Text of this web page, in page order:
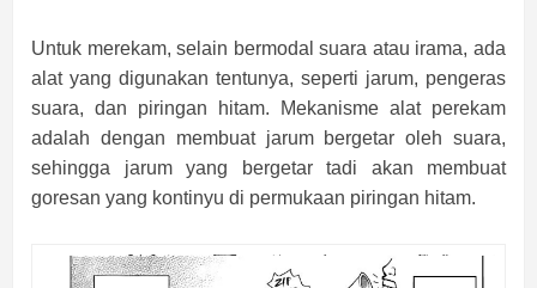
Untuk merekam, selain bermodal suara atau irama, ada
alat yang digunakan tentunya, seperti jarum, pengeras
suara, dan piringan hitam. Mekanisme alat perekam
adalah dengan membuat jarum bergetar oleh suara,
sehingga jarum yang bergetar tadi akan membuat
goresan yang kontinyu di permukaan piringan hitam.